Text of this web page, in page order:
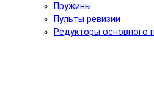
Пружины
Пульты ревизии
Редукторы основного